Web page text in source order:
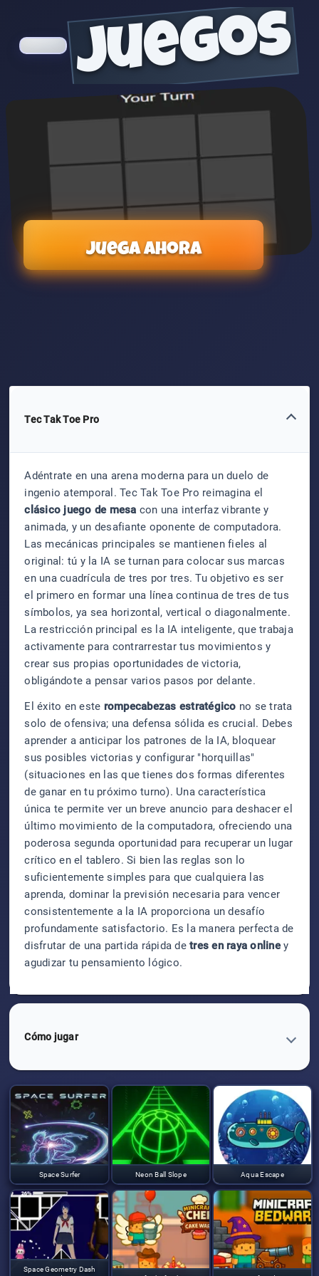
juegos
Juega ahora
Tec Tak Toe Pro
Adéntrate en una arena moderna para un duelo de
ingenio atemporal. Tec Tak Toe Pro reimagina el
clásico juego de mesa con una interfaz vibrante y
animada, y un desafiante oponente de computadora.
Las mecánicas principales se mantienen fieles al
original: tú y la IA se turnan para colocar sus marcas
en una cuadrícula de tres por tres. Tu objetivo es ser
el primero en formar una línea continua de tres de tus
símbolos, ya sea horizontal, vertical o diagonalmente.
La restricción principal es la IA inteligente, que trabaja
activamente para contrarrestar tus movimientos y
crear sus propias oportunidades de victoria,
obligándote a pensar varios pasos por delante.
El éxito en este rompecabezas estratégico no se trata
solo de ofensiva; una defensa sólida es crucial. Debes
aprender a anticipar los patrones de la IA, bloquear
sus posibles victorias y configurar "horquillas"
(situaciones en las que tienes dos formas diferentes
de ganar en tu próximo turno). Una característica
única te permite ver un breve anuncio para deshacer el
último movimiento de la computadora, ofreciendo una
poderosa segunda oportunidad para recuperar un lugar
crítico en el tablero. Si bien las reglas son lo
suficientemente simples para que cualquiera las
aprenda, dominar la previsión necesaria para vencer
consistentemente a la IA proporciona un desafío
profundamente satisfactorio. Es la manera perfecta de
disfrutar de una partida rápida detres en raya onliney
agudizar tu pensamiento lógico.
Cómo jugar
Space Surfer Neon Ball Slope Aqua Escape
Space Geometry Dash